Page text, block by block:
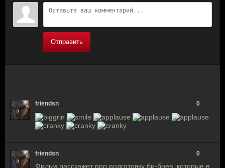
Отправить
friendsn 0
friendsn 0
Фильм расскажет про подготовку би-боев, которые в